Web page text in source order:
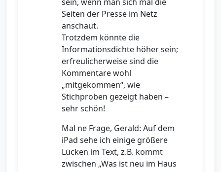
Seiten der Presse im Netz
anschaut.
Trotzdem könnte die
Informationsdichte höher sein;
erfreulicherweise sind die
Kommentare wohl
„mitgekommen“, wie
Stichproben gezeigt haben –
sehr schön!
Mal ne Frage, Gerald: Auf dem
iPad sehe ich einige größere
Lücken im Text, z.B. kommt
zwischen „Was ist neu im Haus